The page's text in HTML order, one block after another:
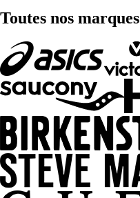
Toutes nos marques